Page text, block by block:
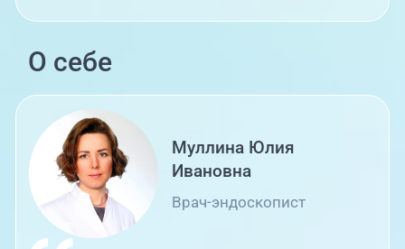
“Эндоскопия”
ВО ЮУГМУ Минздрава России по
2024Аккредитация в ФГБОУ ДПО
“Российская медицинская академия
непрерывного профессионального
образования” Министерства
здравоохранения Российской
Федерации по специальности
“Эндоскопия”, действующая до
29.10.2029
О себе
Муллина Юлия
Ивановна
Врач-эндоскопист